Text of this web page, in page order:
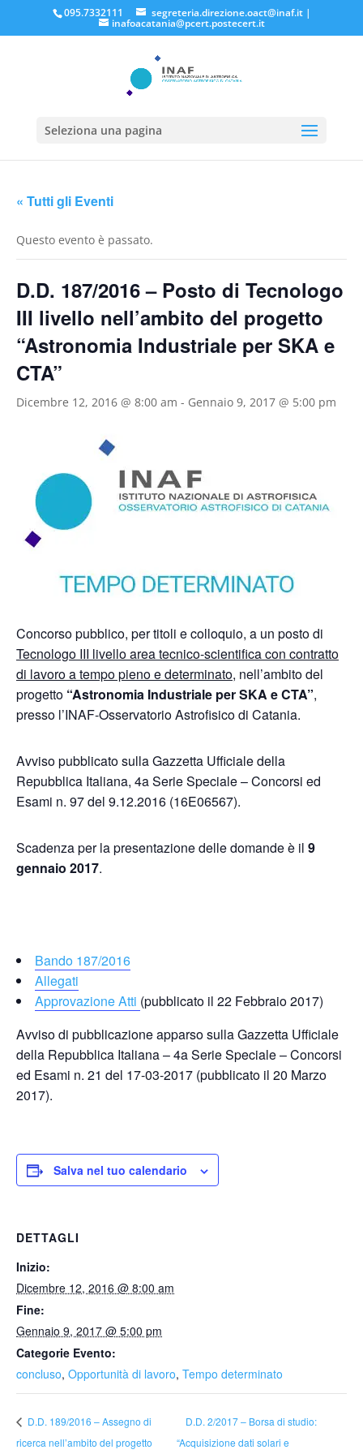
095.7332111 segreteria.direzione.oact@inaf.it|
inafoacatania@pcert.postecert.it
Seleziona una pagina
« Tutti gli Eventi
Questo evento è passato.
D.D. 187/2016 – Posto di Tecnologo
III livello nell’ambito del progetto
“Astronomia Industriale per SKA e
CTA”
Dicembre 12, 2016 @ 8:00 am - Gennaio 9, 2017 @ 5:00 pm
Concorso pubblico, per titoli e colloquio, a un posto di
Tecnologo III livello area tecnico-scientifica con contratto
di lavoro a tempo pieno e determinato, nell’ambito del
progetto “Astronomia Industriale per SKA e CTA”,
presso l’INAF-Osservatorio Astrofisico di Catania.
Avviso pubblicato sulla Gazzetta Ufficiale della
Repubblica Italiana, 4a Serie Speciale – Concorsi ed
Esami n. 97 del 9.12.2016 (16E06567).
Scadenza per la presentazione delle domande è il 9
gennaio 2017.
Bando 187/2016
Allegati
Approvazione Atti (pubblicato il 22 Febbraio 2017)
Avviso di pubblicazione apparso sulla Gazzetta Ufficiale
della Repubblica Italiana – 4a Serie Speciale – Concorsi
ed Esami n. 21 del 17-03-2017 (pubblicato il 20 Marzo
2017).
Salva nel tuo calendario
DETTAGLI
Inizio:
Dicembre 12, 2016 @ 8:00 am
Fine:
Gennaio 9, 2017 @ 5:00 pm
Categorie Evento:
concluso, Opportunità di lavoro, Tempo determinato
D.D. 189/2016 – Assegno di
ricerca nell’ambito del progetto
D.D. 2/2017 – Borsa di studio:
“Acquisizione dati solari e